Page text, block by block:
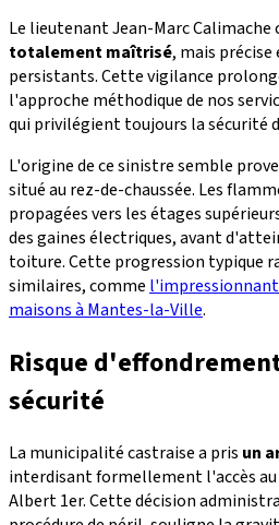
Le lieutenant Jean-Marc Calimache
totalement maîtrisé, mais
persistants. Cette vigilance
l'approche méthodique de nos
qui privilégient toujours la sécurité
L'origine de ce sinistre semble
situé au rez-de-chaussée. Les
propagées vers les étages
des gaines électriques, avant
toiture. Cette progression typique
similaires, comme l'impressionnant
maisons à Mantes-la-Ville.
Risque
sécurité
La municipalité castraise a pris un
interdisant formellement l'accès au
Albert 1er. Cette décision